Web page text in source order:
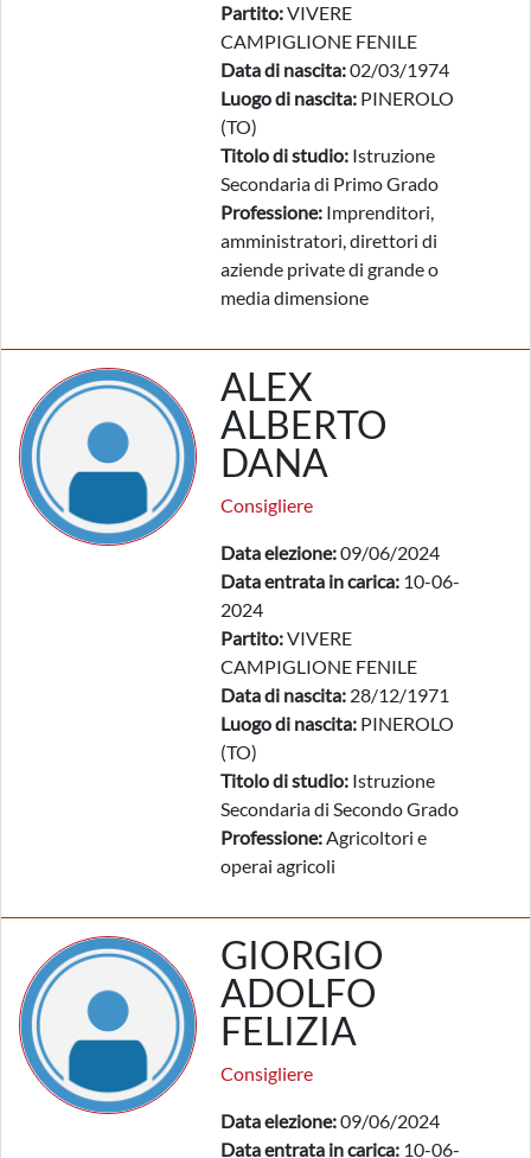
Partito:VIVERE
CAMPIGLIONE FENILE
Data di nascita:02/03/1974
Luogo di nascita: PINEROLO
(TO)
Titolo di studio: Istruzione
Secondaria di Primo Grado
Professione: Imprenditori,
amministratori, direttori di
aziende private di grande o
media dimensione
ALEX
ALBERTO
DANA
Consigliere
Data elezione:09/06/2024
Data entrata in carica: 10-06-
2024
Partito:VIVERE
CAMPIGLIONE FENILE
Data di nascita: 28/12/1971
Luogo di nascita: PINEROLO
(TO)
Titolo di studio: Istruzione
Secondaria di Secondo Grado
Professione:Agricoltori e
operai agricoli
GIORGIO
ADOLFO
FELIZIA
Consigliere
Data elezione:09/06/2024
Data entrata in carica: 10-06-